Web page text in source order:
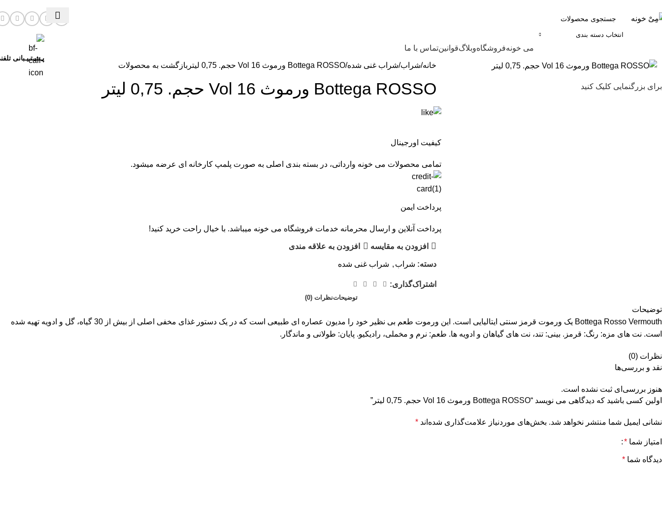
انتخاب دسته بندی
می خونهفروشگاهوبلاگقوانینتماس با ما
پـشـتـیـبانی
برای بزرگنمایی کلیک کنید
خانه شراب شراب غنی شده Bottega ROSSO ورموث 16 Vol حجم. 0,75 لیتر بازگشت به محصولات
Bottega ROSSO ورموث 16 Vol حجم. 0,75 لیتر
کیفیت اورجینال
تمامی محصولات می خونه وارداتی، در بسته بندی اصلی به صورت پلمپ کارخانه ای عرضه میشود.
پرداخت ایمن
پرداخت آنلاین و ارسال محرمانه خدمات فروشگاه می خونه میباشد. با خیال راحت خرید کنید!
افزودن به مقایسه افزودن به علاقه مندی
دسته: شراب , شراب غنی شده
اشتراک‌گذاری:
توضیحاتنظرات (0)
توضیحات
Bottega Rosso Vermouth یک ورموت قرمز سنتی ایتالیایی است. این ورموت طعم بی نظیر خود را مدیون عصاره ای طبیعی است که در یک دستور غذای مخفی اصلی از بیش از 30 گیاه، گل و ادویه تهیه شده
است. نت های مزه: رنگ: قرمز. بینی: تند، نت های گیاهان و ادویه ها. طعم: نرم و مخملی، رادیکیو. پایان: طولانی و ماندگار.
نظرات (0)
نقد و بررسی‌ها
هنوز بررسی‌ای ثبت نشده است.
اولین کسی باشید که دیدگاهی می نویسد “Bottega ROSSO ورموث 16 Vol حجم. 0,75 لیتر”
نشانی ایمیل شما منتشر نخواهد شد. بخش‌های موردنیاز علامت‌گذاری شده‌اند *
امتیاز شما *
دیدگاه شما *